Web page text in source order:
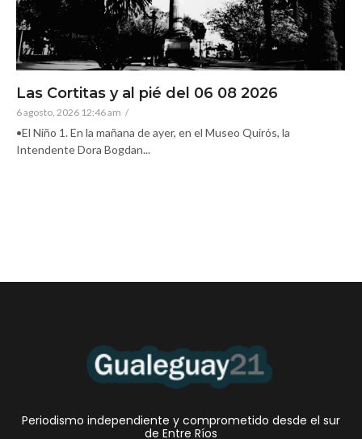
Las Cortitas y al pié del 06 08 2026
6 agosto, 2026 12:46 am /
•El Niño 1. En la mañana de ayer, en el Museo Quirós, la
Intendente Dora Bogdan...
Periodismo independiente y comprometido desde el sur
de Entre Ríos